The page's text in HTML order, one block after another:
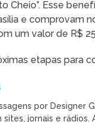
Cheio”. Esse
e comprovam
um valor de R$
etapas para
por Designer
jornais e